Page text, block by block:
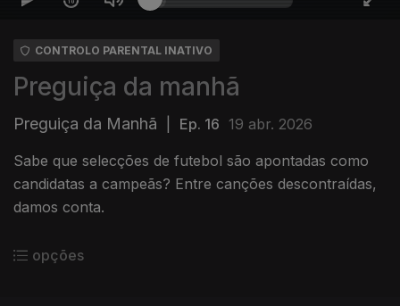
CONTROLO PARENTAL INATIVO
Preguiça da manhã
Preguiça da Manhã Ep. 16 19 abr. 2026
Sabe que selecções de futebol são apontadas como
candidatas a campeãs? Entre canções descontraídas,
damos conta.
opções